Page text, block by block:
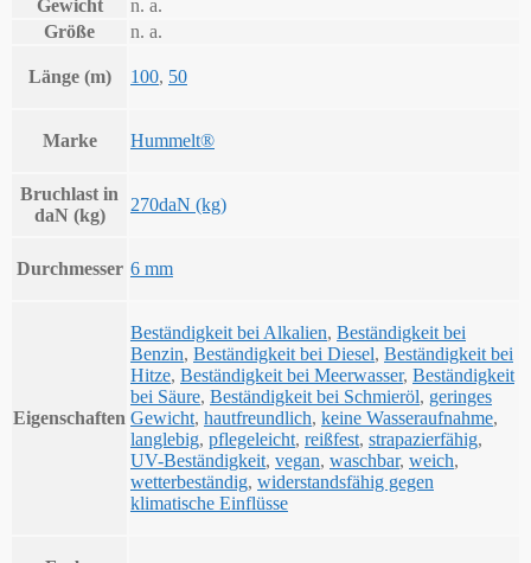
Gewicht
n. a.
Größe
n. a.
Länge (m) 100, 50
Marke Hummelt®
Bruchlast in
daN (kg)
270daN (kg)
Durchmesser 6 mm
Eigenschaften
Beständigkeit bei Alkalien, Beständigkeit bei
Benzin, Beständigkeit bei Diesel, Beständigkeit bei
Hitze, Beständigkeit bei Meerwasser, Beständigkeit
bei Säure, Beständigkeit bei Schmieröl, geringes
Gewicht, hautfreundlich, keine Wasseraufnahme,
langlebig, pflegeleicht, reißfest, strapazierfähig,
UV-Beständigkeit, vegan, waschbar, weich,
wetterbeständig, widerstandsfähig gegen
klimatische Einflüsse